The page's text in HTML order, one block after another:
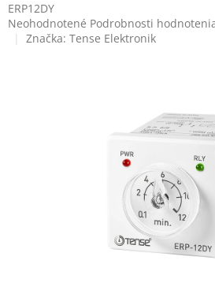
ERP12DY
Priemerné
hodnotenie
Neohodnotené Podrobnosti
Značka: Tense Elektronik